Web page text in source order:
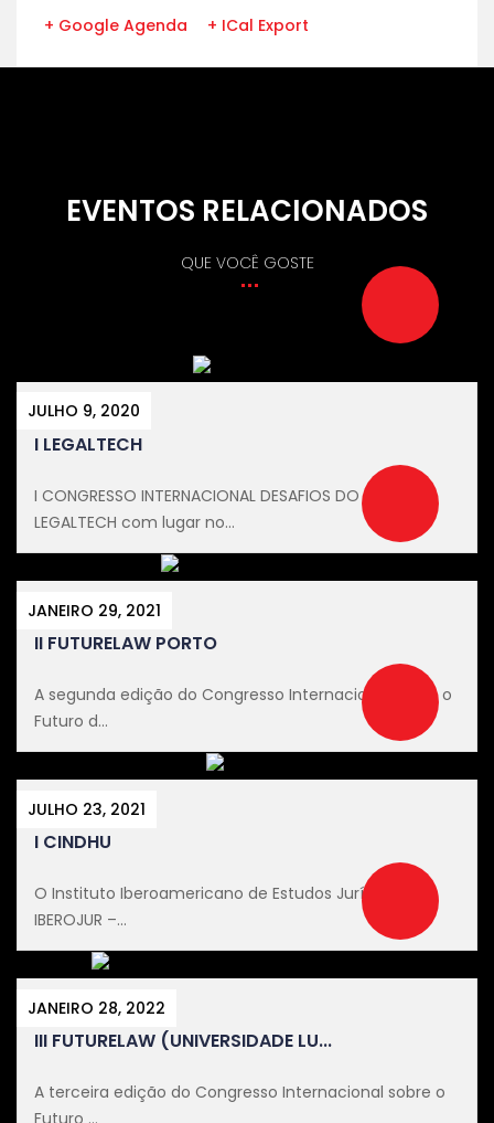
+ Google Agenda + ICal Export
EVENTOS RELACIONADOS
QUE VOCÊ GOSTE
JULHO 9, 2020
I LEGALTECH
I CONGRESSO INTERNACIONAL DESAFIOS DO
LEGALTECH com lugar no...
JANEIRO 29, 2021
II FUTURELAW PORTO
A segunda edição do Congresso Internacional sobre o
Futuro d...
JULHO 23, 2021
I CINDHU
O Instituto Iberoamericano de Estudos Jurídicos –
IBEROJUR –...
JANEIRO 28, 2022
III FUTURELAW (UNIVERSIDADE LU...
A terceira edição do Congresso Internacional sobre o